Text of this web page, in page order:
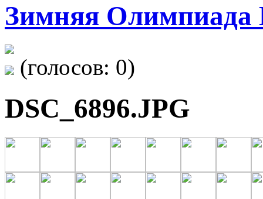
Зимняя Олимпиада
(голосов: 0)
DSC_6896.JPG